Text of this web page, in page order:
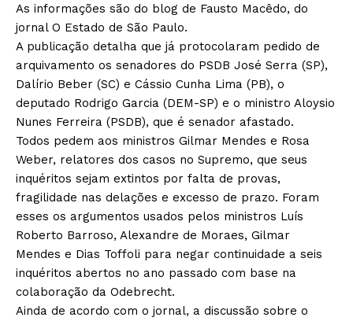
As informações são do blog de Fausto Macêdo, do
jornal O Estado de São Paulo.
A publicação detalha que já protocolaram pedido de
arquivamento os senadores do PSDB José Serra (SP),
Dalírio Beber (SC) e Cássio Cunha Lima (PB), o
deputado Rodrigo Garcia (DEM-SP) e o ministro Aloysio
Nunes Ferreira (PSDB), que é senador afastado.
Todos pedem aos ministros Gilmar Mendes e Rosa
Weber, relatores dos casos no Supremo, que seus
inquéritos sejam extintos por falta de provas,
fragilidade nas delações e excesso de prazo. Foram
esses os argumentos usados pelos ministros Luís
Roberto Barroso, Alexandre de Moraes, Gilmar
Mendes e Dias Toffoli para negar continuidade a seis
inquéritos abertos no ano passado com base na
colaboração da Odebrecht.
Ainda de acordo com o jornal, a discussão sobre o